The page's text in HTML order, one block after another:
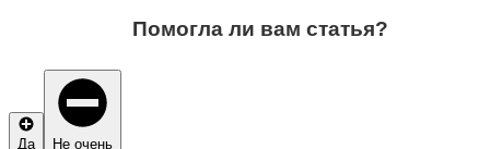
Помогла ли вам статья?
Да Не очень